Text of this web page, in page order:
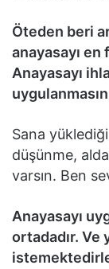
Öteden beri
anayasayı
Anayasayı
Sana
düşünme,
varsın. Ben
Anayasayı
ortadadır.